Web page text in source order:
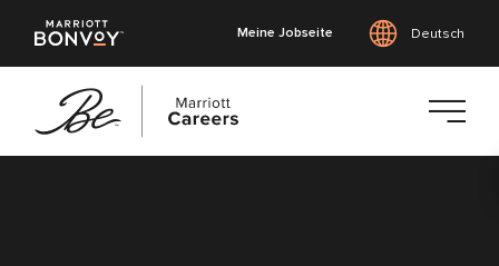
Meine Jobseite Deutsch